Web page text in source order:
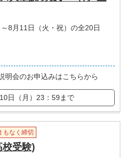
8月11日（火・祝）の全20日
明会のお申込みはこちらから
日（月）23：59まで
もなく締切
校受験)